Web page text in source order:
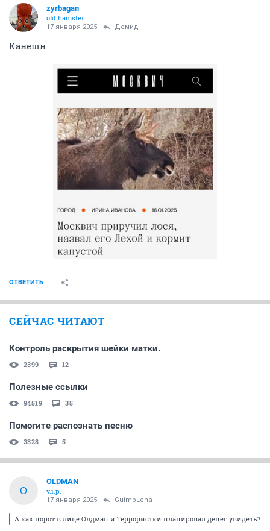
zyrbagan
old hamster
17 января 2025 Демид
Канешн
ОТВЕТИТЬ
СЕЙЧАС ЧИТАЮТ
Контроль раскрытия шейки матки.
2399 12
Полезные ссылки
94519 35
Помогите распознать песню
3328 5
O
OLDMAN
v.i.p.
17 января 2025 GuimpLena
А как норот в лице Олдман и Террористки планировал денег увидеть?